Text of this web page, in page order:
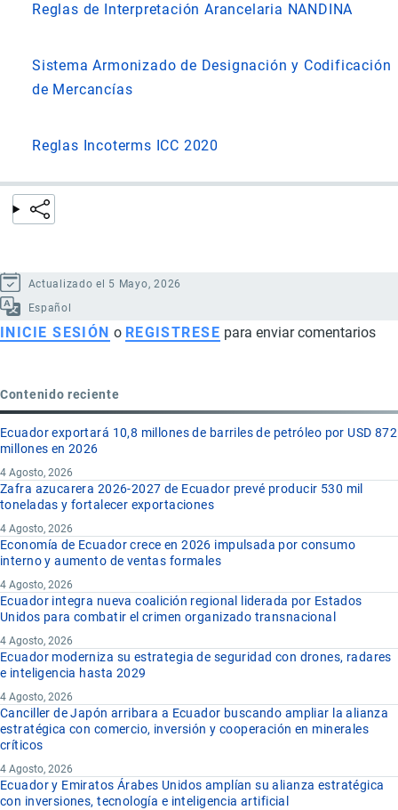
Reglas de Interpretación Arancelaria NANDINA
Sistema Armonizado de Designación y Codificación
de Mercancías
Reglas Incoterms ICC 2020
Actualizado el 5 Mayo, 2026
Español
INICIE SESIÓN o REGISTRESE para enviar comentarios
Contenido reciente
Ecuador exportará 10,8 millones de barriles de petróleo por USD 872
millones en 2026
4 Agosto, 2026
Zafra azucarera 2026-2027 de Ecuador prevé producir 530 mil
toneladas y fortalecer exportaciones
4 Agosto, 2026
Economía de Ecuador crece en 2026 impulsada por consumo
interno y aumento de ventas formales
4 Agosto, 2026
Ecuador integra nueva coalición regional liderada por Estados
Unidos para combatir el crimen organizado transnacional
4 Agosto, 2026
Ecuador moderniza su estrategia de seguridad con drones, radares
e inteligencia hasta 2029
4 Agosto, 2026
Canciller de Japón arribara a Ecuador buscando ampliar la alianza
estratégica con comercio, inversión y cooperación en minerales
críticos
4 Agosto, 2026
Ecuador y Emiratos Árabes Unidos amplían su alianza estratégica
con inversiones, tecnología e inteligencia artificial